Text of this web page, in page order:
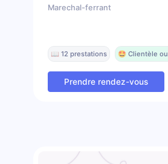
Marechal-ferrant
📖 12 prestations 🤩 Clientèle
Prendre rendez-vous